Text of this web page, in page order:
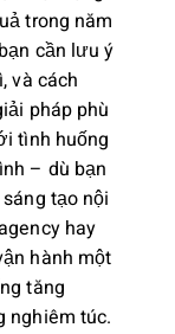
trong năm
cần lưu ý
và cách
pháp phù
tình huống
– dù bạn
tạo nội
hay
hành một
tăng
nghiêm túc.